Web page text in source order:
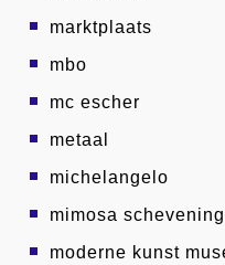
marktplaats
mbo
mc escher
metaal
michelangelo
mimosa
moderne kunst